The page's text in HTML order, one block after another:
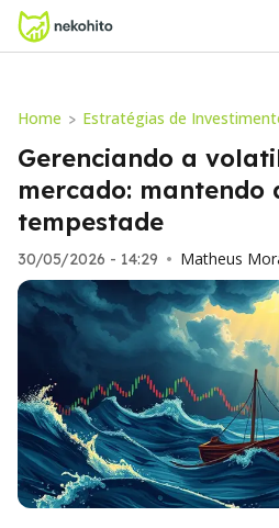
Home > Estratégias de
Gerenciando a
mercado: mantendo
tempestade
30/05/2026 - 14:29 • Matheus